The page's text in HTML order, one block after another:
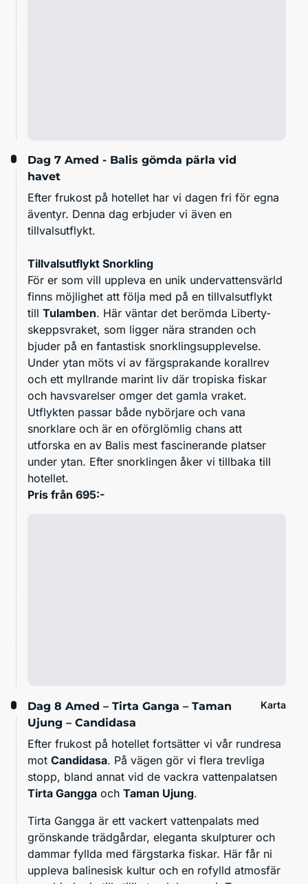
Dag 7 Amed - Balis gömda pärla vid
havet
Efter frukost på hotellet har vi dagen fri för egna
äventyr. Denna dag erbjuder vi även en
tillvalsutflykt.
Tillvalsutflykt Snorkling
För er som vill uppleva en unik undervattensvärld
finns möjlighet att följa med på en tillvalsutflykt
till Tulamben. Här väntar det berömda Liberty-
skeppsvraket, som ligger nära stranden och
bjuder på en fantastisk snorklingsupplevelse.
Under ytan möts vi av färgsprakande korallrev
och ett myllrande marint liv där tropiska fiskar
och havsvarelser omger det gamla vraket.
Utflykten passar både nybörjare och vana
snorklare och är en oförglömlig chans att
utforska en av Balis mest fascinerande platser
under ytan. Efter snorklingen åker vi tillbaka till
hotellet.
Pris från 695:-
Dag 8 Amed – Tirta Ganga – Taman
Ujung – Candidasa
Karta
Efter frukost på hotellet fortsätter vi vår rundresa
mot Candidasa. På vägen gör vi flera trevliga
stopp, bland annat vid de vackra vattenpalatsen
Tirta Gangga och Taman Ujung.
Tirta Gangga är ett vackert vattenpalats med
grönskande trädgårdar, eleganta skulpturer och
dammar fyllda med färgstarka fiskar. Här får ni
uppleva balinesisk kultur och en rofylld atmosfär